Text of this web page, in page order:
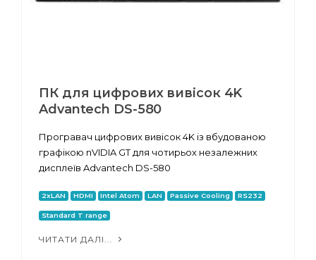
ПК для цифрових вивісок 4K
Advantech DS-580
Програвач цифрових вивісок 4K із вбудованою
графікою nVIDIA GT для чотирьох незалежних
дисплеїв Advantech DS-580
2xLAN HDMI Intel Atom LAN Passive Cooling RS232
Standard T range
ЧИТАТИ ДАЛІ...